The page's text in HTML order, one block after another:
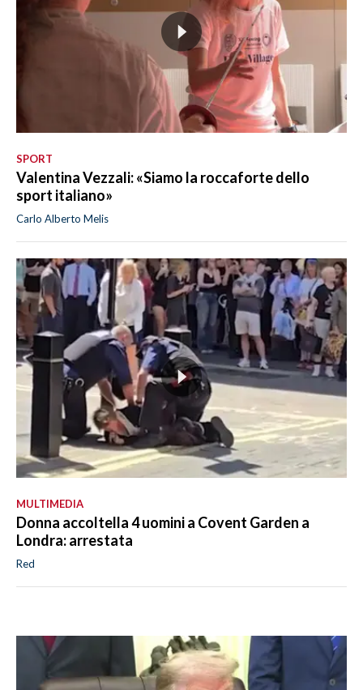
SPORT
Valentina Vezzali: «Siamo la roccaforte dello
sport italiano»
Carlo Alberto Melis
MULTIMEDIA
Donna accoltella 4 uomini a Covent Garden a
Londra: arrestata
Red